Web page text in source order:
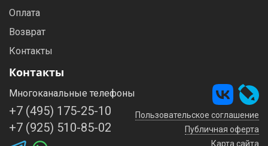
Оплата
Возврат
Контакты
Контакты
Многоканальные телефоны
+7 (495) 175-25-10
+7 (925) 510-85-02
Пользовательское соглашение
Публичная оферта
Карта сайта